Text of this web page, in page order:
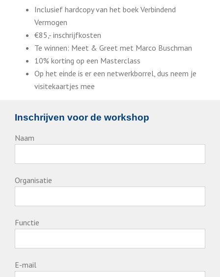
Inclusief hardcopy van het boek Verbindend
Vermogen
€85,- inschrijfkosten
Te winnen: Meet & Greet met Marco Buschman
10% korting op een Masterclass
Op het einde is er een netwerkborrel, dus neem je
visitekaartjes mee
Inschrijven voor de workshop
Naam
Organisatie
Functie
E-mail